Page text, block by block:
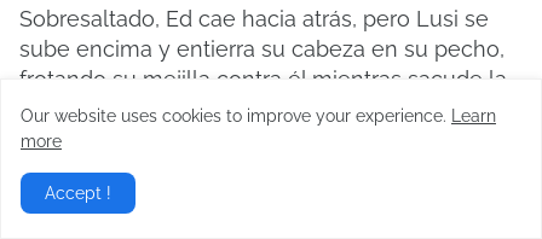
Sobresaltado, Ed cae hacia atrás, pero Lusi se
sube encima y entierra su cabeza en su pecho,
frotando su mejilla contra él mientras sacude la
cabeza.
Incluso mientras solloza, Lusi no afloja su control
sobre Ed.
Our website uses cookies to improve your experience.
Learn
more
Accept !